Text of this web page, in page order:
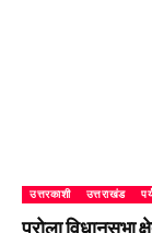
उत्तरकाशी उत्तराखंड